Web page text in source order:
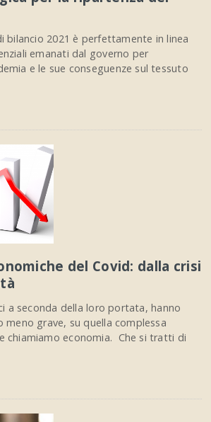
bilancio 2021 è perfettamente in linea
emanati dal governo per
e le sue conseguenze sul tessuto
del Covid: dalla crisi
a seconda della loro portata, hanno
grave, su quella complessa
chiamiamo economia. Che si tratti di